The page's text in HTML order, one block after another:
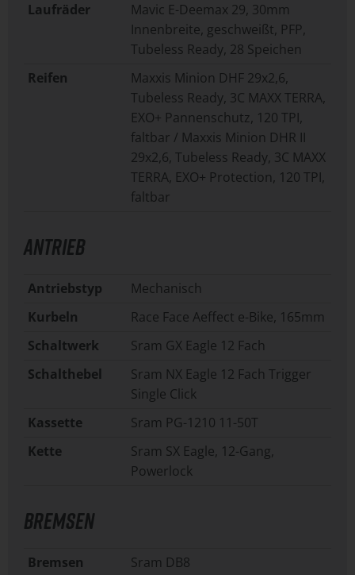
Laufräder
Mavic E-Deemax 29, 30mm
Innenbreite, geschweißt, PFP,
Tubeless Ready, 28 Speichen
Reifen
Maxxis Minion DHF 29x2,6,
Tubeless Ready, 3C MAXX TERRA,
EXO+ Pannenschutz, 120 TPI,
faltbar / Maxxis Minion DHR II
29x2,6, Tubeless Ready, 3C MAXX
TERRA, EXO+ Protection, 120 TPI,
faltbar
ANTRIEB
Antriebstyp
Mechanisch
Kurbeln
Race Face Aeffect e-Bike, 165mm
Schaltwerk
Sram GX Eagle 12 Fach
Schalthebel
Sram NX Eagle 12 Fach Trigger
Single Click
Kassette
Sram PG-1210 11-50T
Kette
Sram SX Eagle, 12-Gang,
Powerlock
BREMSEN
Bremsen Sram DB8